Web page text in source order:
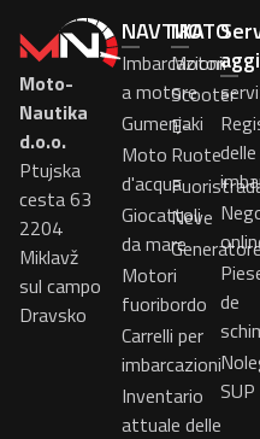
Moto-
Nautika
d.o.o.
Ptujska
cesta 63
2204
Miklavž
sul campo
Dravsko
NAVTIKA
Imbarcazioni
a motore
Gumenjaki
Moto
d'acqua
Giocattoli
da mare
Motori
fuoribordo
Carrelli per
imbarcazioni
Inventario
attuale delle
MOTO
Motori
Scooter
E-
Ruote
Neve
delle
de
SUP